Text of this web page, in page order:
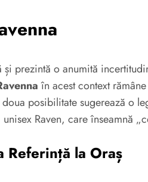
și prezintă o anumită
în acest context
posibilitate sugerează o
Raven, care înseamnă
Referință la Oraș